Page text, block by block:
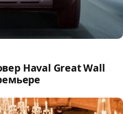
Haval Great Wall